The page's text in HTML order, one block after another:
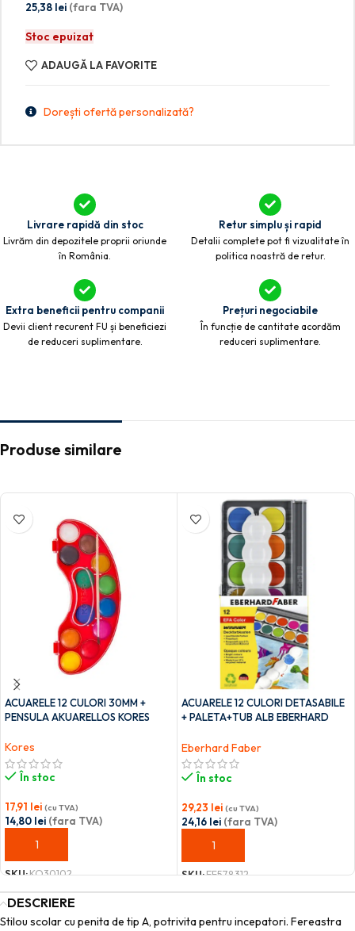
25,38 lei (fara TVA)
Stoc epuizat
ADAUGĂ LA FAVORITE
Dorești ofertă personalizată?
Livrare rapidă din stoc
Livrăm din depozitele proprii oriunde
în România.
Retur simplu și rapid
Detalii complete pot fi vizualitate în
politica noastră de retur.
Extra beneficii pentru companii
Devii client recurent FU și beneficiezi
de reduceri suplimentare.
Prețuri negociabile
În funcție de cantitate acordăm
reduceri suplimentare.
Produse similare
ACUARELE 12 CULORI 30MM +
PENSULA AKUARELLOS KORES
Kores
În stoc
17,91 lei (cu TVA)
14,80 lei (fara TVA)
ADAUGĂ ÎN COȘ
SKU:KO30102
ACUARELE 12 CULORI DETASABILE
+ PALETA+TUB ALB EBERHARD
Eberhard Faber
În stoc
29,23 lei (cu TVA)
24,16 lei (fara TVA)
ADAUGĂ ÎN COȘ
SKU:EF578312
DESCRIERE
Stilou scolar cu penita de tip A, potrivita pentru incepatori. Fereastra